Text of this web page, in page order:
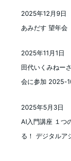
あみだす 望年会
2025年12月9日
田代いくみねー
会に参加 2025-
2025年11月1日
AI入門講座 １つ
る！ デジタルア
2025年5月3日